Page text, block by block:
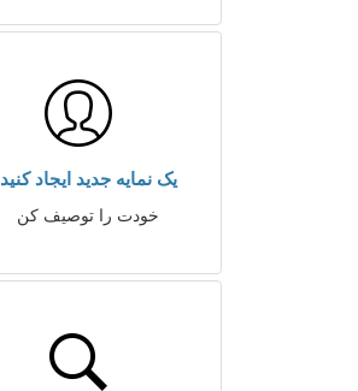
یک نمایه جدید ایجاد کنید
خودت را توصیف کن